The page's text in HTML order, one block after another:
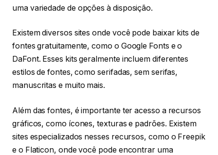
uma variedade de opções à disposição.
Existem diversos sites onde você pode baixar kits de
fontes gratuitamente, como o Google Fonts e o
DaFont. Esses kits geralmente incluem diferentes
estilos de fontes, como serifadas, sem serifas,
manuscritas e muito mais.
Além das fontes, é importante ter acesso a recursos
gráficos, como ícones, texturas e padrões. Existem
sites especializados nesses recursos, como o Freepik
e o Flaticon, onde você pode encontrar uma